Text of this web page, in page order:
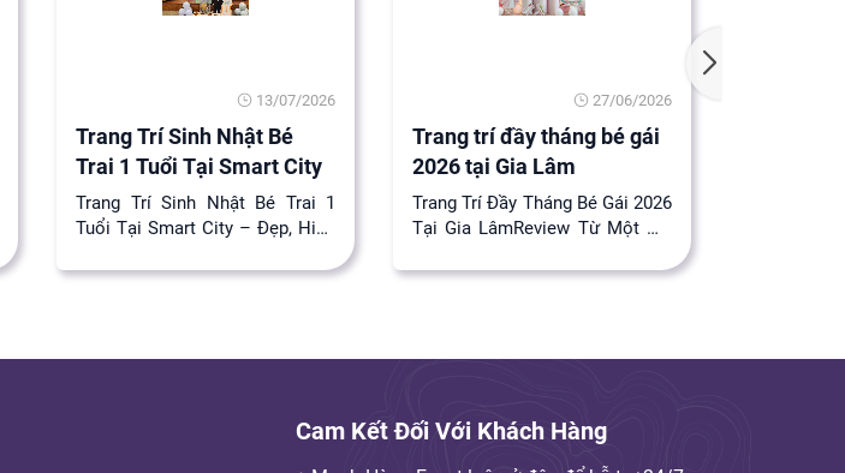
13/07/2026
Trang Trí Sinh Nhật Bé
Trai 1 Tuổi Tại Smart City
Trang Trí Sinh Nhật Bé Trai 1
Tuổi Tại Smart City – Đẹp, Hiện
Vụ Trang Trí...
27/06/2026
Trang trí đầy tháng bé gái
2026 tại Gia Lâm
Trang Trí Đầy Tháng Bé Gái 2026
Tại Gia LâmReview Từ Một Mẹ
sinh em bé, ...
Cam Kết Đối Với Khách Hàng